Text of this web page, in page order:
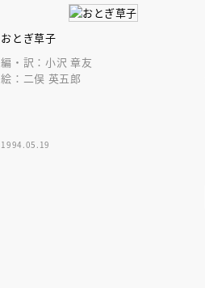
おとぎ草子
編・訳：小沢 章友
絵：二俣 英五郎
1994.05.19